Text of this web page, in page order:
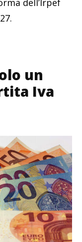
dell’Irpef
un
Iva